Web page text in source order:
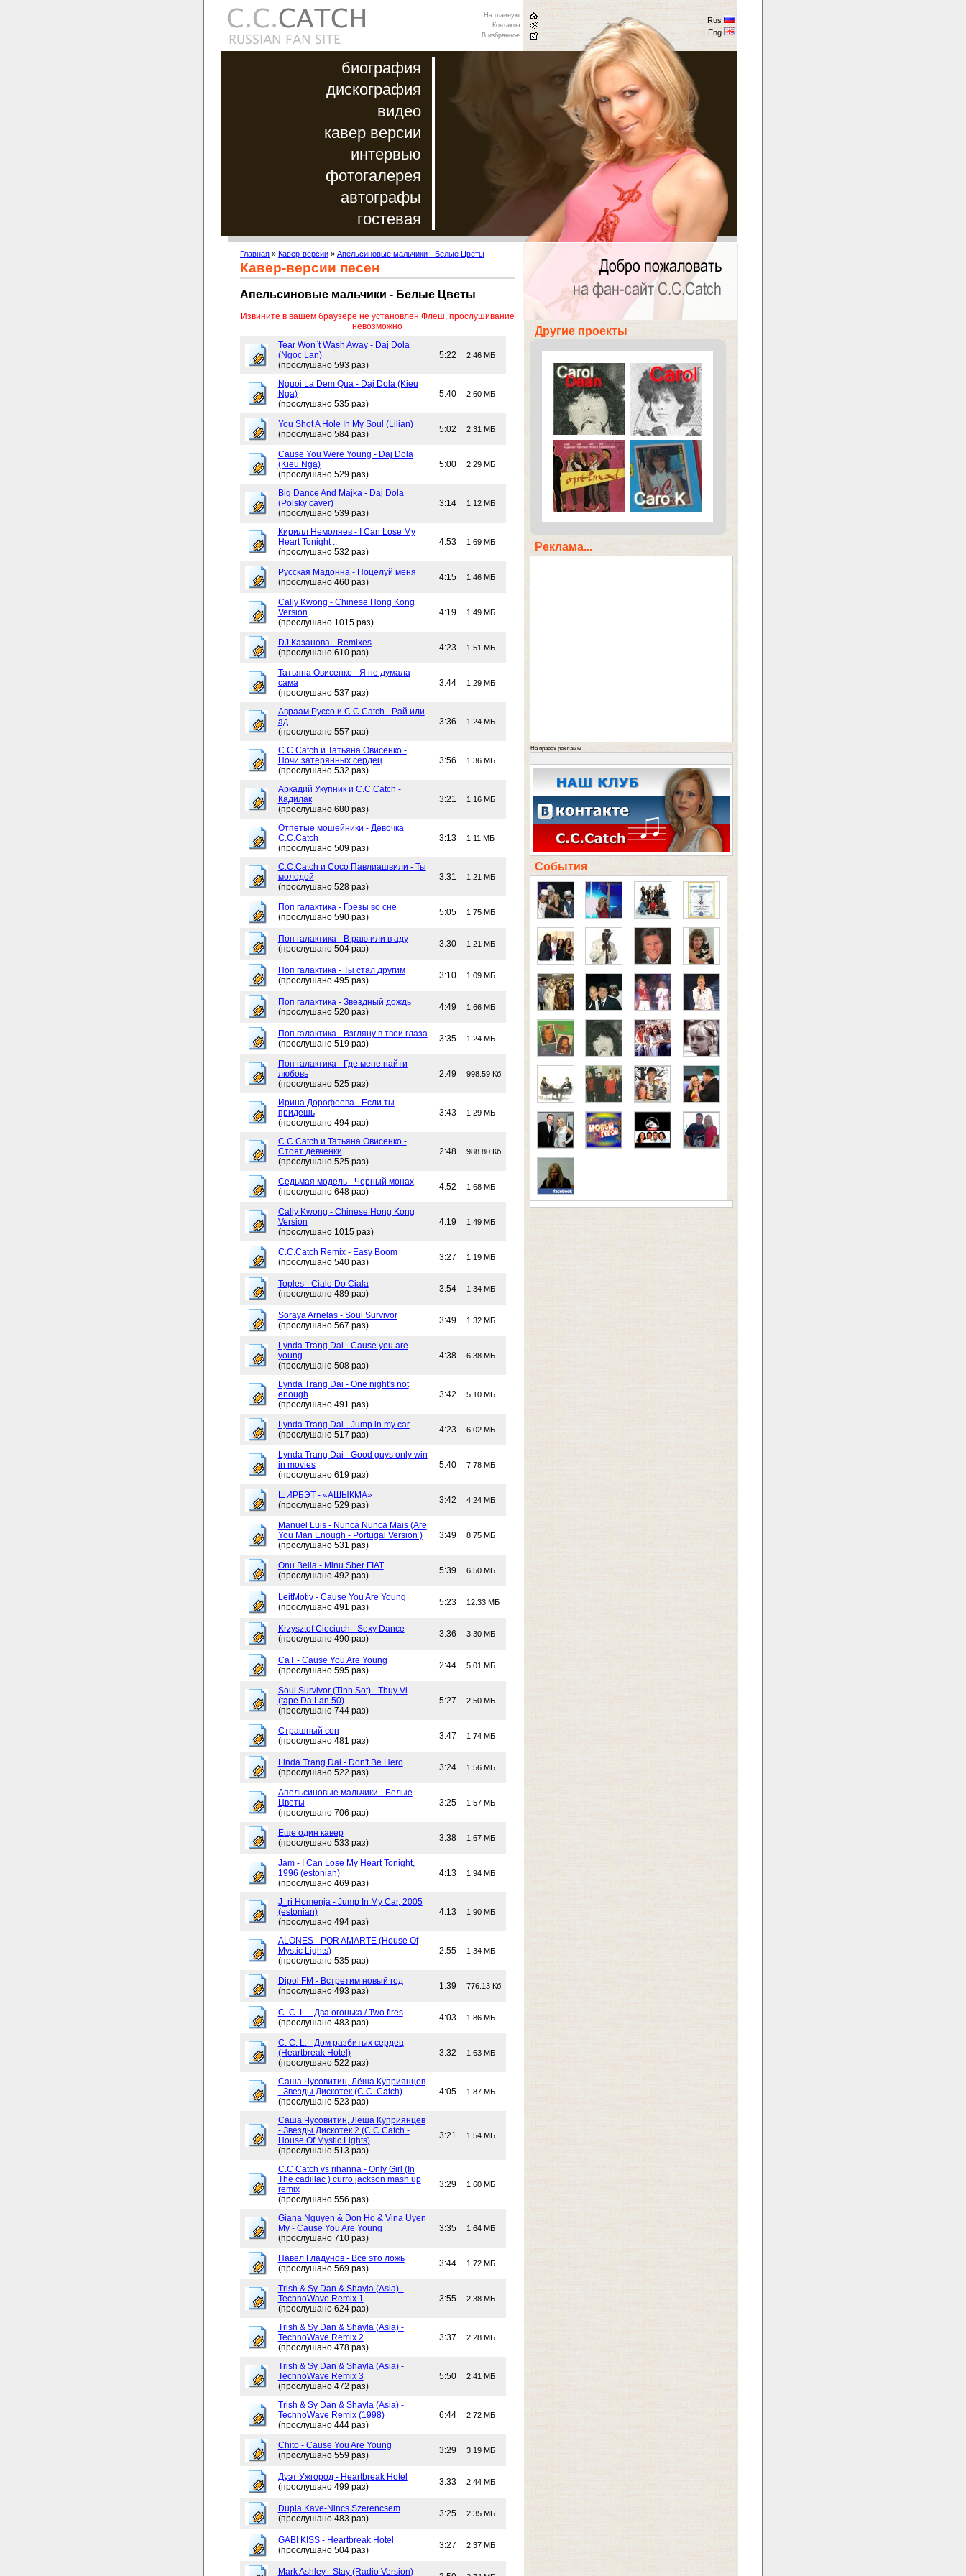
биография
дискография
видео
кавер версии
интервью
фотогалерея
автографы
гостевая
На главную
Контакты
В избранное
Rus
Eng
Главная » Кавер-версии » Апельсиновые мальчики - Белые Цветы
Кавер-версии песен
Апельсиновые мальчики - Белые Цветы
Извините в вашем браузере не установлен Флеш, прослушивание
невозможно
Tear Won`t Wash Away - Daj Dola
(Ngoc Lan)
(прослушано 593 раз)
5:22 2.46 МБ
Nguoi La Dem Qua - Daj Dola (Kieu
Nga)
(прослушано 535 раз)
5:40 2.60 МБ
You Shot A Hole In My Soul (Lilian)
(прослушано 584 раз)
5:02 2.31 МБ
Cause You Were Young - Daj Dola
(Kieu Nga)
(прослушано 529 раз)
5:00 2.29 МБ
Big Dance And Majka - Daj Dola
(Polsky caver)
(прослушано 539 раз)
3:14 1.12 МБ
Кирилл Немоляев - I Can Lose My
Heart Tonight ..
(прослушано 532 раз)
4:53 1.69 МБ
Русская Мадонна - Поцелуй меня
(прослушано 460 раз)
4:15 1.46 МБ
Cally Kwong - Chinese Hong Kong
Version
(прослушано 1015 раз)
4:19 1.49 МБ
DJ Казанова - Remixes
(прослушано 610 раз)
4:23 1.51 МБ
Татьяна Овисенко - Я не думала
сама
(прослушано 537 раз)
3:44 1.29 МБ
Авраам Руссо и C.C.Catch - Рай или
ад
(прослушано 557 раз)
3:36 1.24 МБ
C.C.Catch и Татьяна Овисенко -
Ночи затерянных сердец
(прослушано 532 раз)
3:56 1.36 МБ
Аркадий Укупник и C.C.Catch -
Кадилак
(прослушано 680 раз)
3:21 1.16 МБ
Отпетые мошейники - Девочка
C.C.Catch
(прослушано 509 раз)
3:13 1.11 МБ
C.C.Catch и Сосо Павлиашвили - Ты
молодой
(прослушано 528 раз)
3:31 1.21 МБ
Поп галактика - Грезы во сне
(прослушано 590 раз)
5:05 1.75 МБ
Поп галактика - В раю или в аду
(прослушано 504 раз)
3:30 1.21 МБ
Поп галактика - Ты стал другим
(прослушано 495 раз)
3:10 1.09 МБ
Поп галактика - Звездный дождь
(прослушано 520 раз)
4:49 1.66 МБ
Поп галактика - Взгляну в твои глаза
(прослушано 519 раз)
3:35 1.24 МБ
Поп галактика - Где мене найти
любовь
(прослушано 525 раз)
2:49 998.59 Кб
Ирина Дорофеева - Если ты
придешь
(прослушано 494 раз)
3:43 1.29 МБ
C.C.Catch и Татьяна Овисенко -
Стоят девченки
(прослушано 525 раз)
2:48 988.80 Кб
Седьмая модель - Черный монах
(прослушано 648 раз)
4:52 1.68 МБ
Cally Kwong - Chinese Hong Kong
Version
(прослушано 1015 раз)
4:19 1.49 МБ
C.C.Catch Remix - Easy Boom
(прослушано 540 раз)
3:27 1.19 МБ
Toples - Cialo Do Ciala
(прослушано 489 раз)
3:54 1.34 МБ
Soraya Arnelas - Soul Survivor
(прослушано 567 раз)
3:49 1.32 МБ
Lynda Trang Dai - Cause you are
young
(прослушано 508 раз)
4:38 6.38 МБ
Lynda Trang Dai - One night's not
enough
(прослушано 491 раз)
3:42 5.10 МБ
Lynda Trang Dai - Jump in my car
(прослушано 517 раз)
4:23 6.02 МБ
Lynda Trang Dai - Good guys only win
in movies
(прослушано 619 раз)
5:40 7.78 МБ
ШИРБЭТ - «АШЫКМА»
(прослушано 529 раз)
3:42 4.24 МБ
Manuel Luis - Nunca Nunca Mais (Are
You Man Enough - Portugal Version )
(прослушано 531 раз)
3:49 8.75 МБ
Onu Bella - Minu Sber FIAT
(прослушано 492 раз)
5:39 6.50 МБ
LeitMotiv - Cause You Are Young
(прослушано 491 раз)
5:23 12.33 МБ
Krzysztof Cieciuch - Sexy Dance
(прослушано 490 раз)
3:36 3.30 МБ
CaT - Cause You Are Young
(прослушано 595 раз)
2:44 5.01 МБ
Soul Survivor (Tinh Sot) - Thuy Vi
(tape Da Lan 50)
(прослушано 744 раз)
5:27 2.50 МБ
Страшный сон
(прослушано 481 раз)
3:47 1.74 МБ
Linda Trang Dai - Don't Be Hero
(прослушано 522 раз)
3:24 1.56 МБ
Апельсиновые мальчики - Белые
Цветы
(прослушано 706 раз)
3:25 1.57 МБ
Еще один кавер
(прослушано 533 раз)
3:38 1.67 МБ
Jam - I Can Lose My Heart Tonight,
1996 (estonian)
(прослушано 469 раз)
4:13 1.94 МБ
J_ri Homenja - Jump In My Car, 2005
(estonian)
(прослушано 494 раз)
4:13 1.90 МБ
ALONES - POR AMARTE (House Of
Mystic Lights)
(прослушано 535 раз)
2:55 1.34 МБ
Dipol FM - Встретим новый год
(прослушано 493 раз)
1:39 776.13 Кб
C. C. L. - Два огонька / Two fires
(прослушано 483 раз)
4:03 1.86 МБ
C. C. L. - Дом разбитых сердец
(Heartbreak Hotel)
(прослушано 522 раз)
3:32 1.63 МБ
Саша Чусовитин, Лёша Куприянцев
- Звезды Дискотек (C.C. Catch)
(прослушано 523 раз)
4:05 1.87 МБ
Саша Чусовитин, Лёша Куприянцев
- Звезды Дискотек 2 (C.C.Catch -
House Of Mystic Lights)
(прослушано 513 раз)
3:21 1.54 МБ
C.C Catch vs rihanna - Only Girl (In
The cadillac ) curro jackson mash up
remix
(прослушано 556 раз)
3:29 1.60 МБ
Giana Nguyen & Don Ho & Vina Uyen
My - Cause You Are Young
(прослушано 710 раз)
3:35 1.64 МБ
Павел Гладунов - Все это ложь
(прослушано 569 раз)
3:44 1.72 МБ
Trish & Sy Dan & Shayla (Asia) -
TechnoWave Remix 1
(прослушано 624 раз)
3:55 2.38 МБ
Trish & Sy Dan & Shayla (Asia) -
TechnoWave Remix 2
(прослушано 478 раз)
3:37 2.28 МБ
Trish & Sy Dan & Shayla (Asia) -
TechnoWave Remix 3
(прослушано 472 раз)
5:50 2.41 МБ
Trish & Sy Dan & Shayla (Asia) -
TechnoWave Remix (1998)
(прослушано 444 раз)
6:44 2.72 МБ
Chito - Cause You Are Young
(прослушано 559 раз)
3:29 3.19 МБ
Дуэт Ужгород - Heartbreak Hotel
(прослушано 499 раз)
3:33 2.44 МБ
Dupla Kave-Nincs Szerencsem
(прослушано 483 раз)
3:25 2.35 МБ
GABI KISS - Heartbreak Hotel
(прослушано 504 раз)
3:27 2.37 МБ
Mark Ashley - Stay (Radio Version)
Другие проекты
Реклама...
На правах рекламы
События